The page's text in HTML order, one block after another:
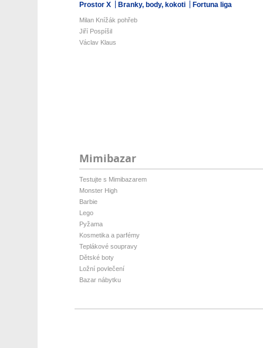
Prostor X Branky, body, kokoti Fortuna liga
Milan Knížák pohřeb
Jiří Pospíšil
Václav Klaus
Mimibazar
Testujte s Mimibazarem
Monster High
Barbie
Lego
Pyžama
Kosmetika a parfémy
Teplákové soupravy
Dětské boty
Ložní povlečení
Bazar nábytku